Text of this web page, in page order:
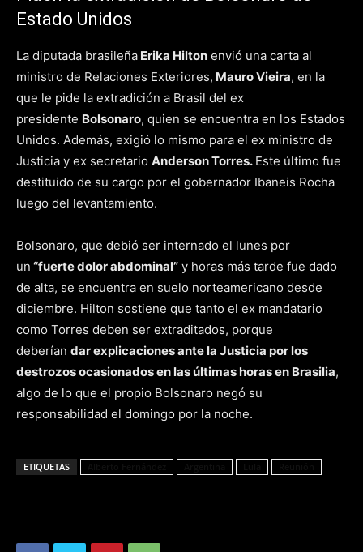
Estado Unidos
La diputada brasileña Erika Hilton envió una carta al
ministro de Relaciones Exteriores, Mauro Vieira, en la
que le pide la extradición a Brasil del ex
presidente Bolsonaro, quien se encuentra en los Estados
Unidos. Además, exigió lo mismo para el ex ministro de
Justicia y ex secretario Anderson Torres. Este último fue
destituido de su cargo por el gobernador Ibaneis Rocha
luego del levantamiento.
Bolsonaro, que debió ser internado el lunes por
un “fuerte dolor abdominal” y horas más tarde fue dado
de alta, se encuentra en suelo norteamericano desde
diciembre. Hilton sostiene que tanto el ex mandatario
como Torres deben ser extraditados, porque
deberían dar explicaciones ante la Justicia por los
destrozos ocasionados en las últimas horas en Brasilia,
algo de lo que el propio Bolsonaro negó su
responsabilidad el domingo por la noche.
ETIQUETAS